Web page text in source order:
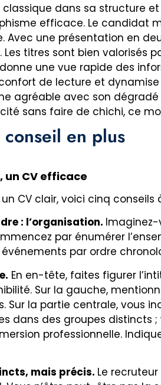
classique dans sa structure
efficace. Le candidat
Avec une présentation en
titres sont bien valorisés
une vue rapide des
de lecture et
agréable avec son
sans faire de chichi, ce
en plus
un CV efficace
CV clair, voici cinq conseils
: l’organisation.
par énumérer
par ordre
En en-tête, faites figurer
Sur la gauche,
Sur la partie centrale, vous
dans des groupes distincts
professionnelle.
mais précis. Le